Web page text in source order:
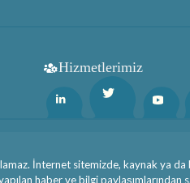
Hizmetlerimiz
Linkedin Twitter Youtube
İnternet sitemizde, kaynak ya da
haber ve bilgi paylaşımlarından